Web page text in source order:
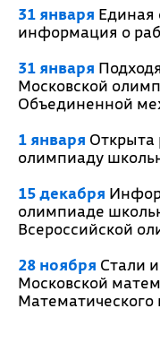
31 января Единая
информация о
31 января
Московской
Объединенной
1 января Открыта
олимпиаду
15 декабря
олимпиаде
Всероссийской
28 ноября Стали
Московской
Математического